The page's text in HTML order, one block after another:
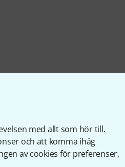
med allt som hör till.
och att komma ihåg
av cookies för preferenser,